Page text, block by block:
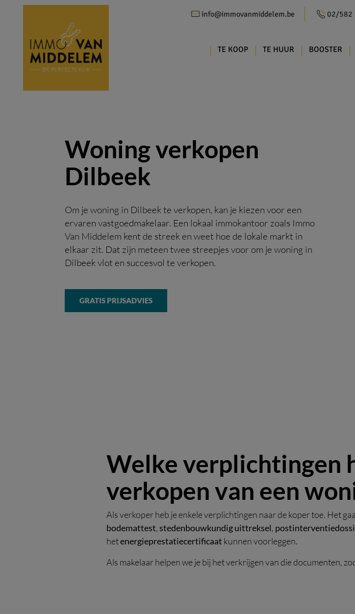
info@immovanmiddelem.be 02/582
TE KOOP TE HUUR BOOSTER
Woning verkopen
Dilbeek
Om je woning in Dilbeek te verkopen, kan je kiezen voor een
ervaren vastgoedmakelaar. Een lokaal immokantoor zoals Immo
Van Middelem kent de streek en weet hoe de lokale markt in
elkaar zit. Dat zijn meteen twee streepjes voor om je woning in
Dilbeek vlot en succesvol te verkopen.
GRATIS PRIJSADVIES
Welke verplichtingen
verkopen van een
Als verkoper heb je enkele verplichtingen naar de koper toe. Het
bodemattest,stedenbouwkundig uittreksel,
hetenergieprestatiecertificaat kunnen voorleggen.
Als makelaar helpen we je bij het verkrijgen van die documenten,